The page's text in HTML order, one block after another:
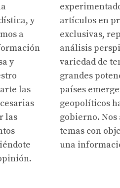
y
a
y
las
las
artículos en
exclusivas,
análisis
variedad de
grandes
países
geopolíticos
gobierno.
temas con
una